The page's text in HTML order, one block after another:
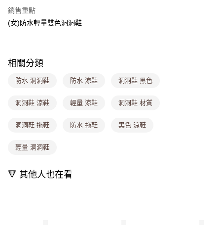
Google Pay
大哥付你分期
2.付款方式選擇「大哥付你分期」，訂單成立後會自動跳轉到大哥付的交易
成交易。
4.訂單成立30分鐘內，如未前往確認交易或遇審核未通過，訂單將自動取
【繳款方式說明】
醒簡訊。
【注意事項】
運送方式
每筆NT$80，滿NT$699(含以上)免運費
付款後全家取貨
每筆NT$8,888，滿NT$8,888(含以上)免運費
銷售重點
(女)防水輕量雙色洞洞鞋
相關分類
防水 洞洞鞋 防水 涼鞋 洞洞鞋 黑色
洞洞鞋 涼鞋 輕量 涼鞋 洞洞鞋 材質
洞洞鞋 拖鞋 防水 拖鞋 黑色 涼鞋
輕量 洞洞鞋
🔻 其他人也在看